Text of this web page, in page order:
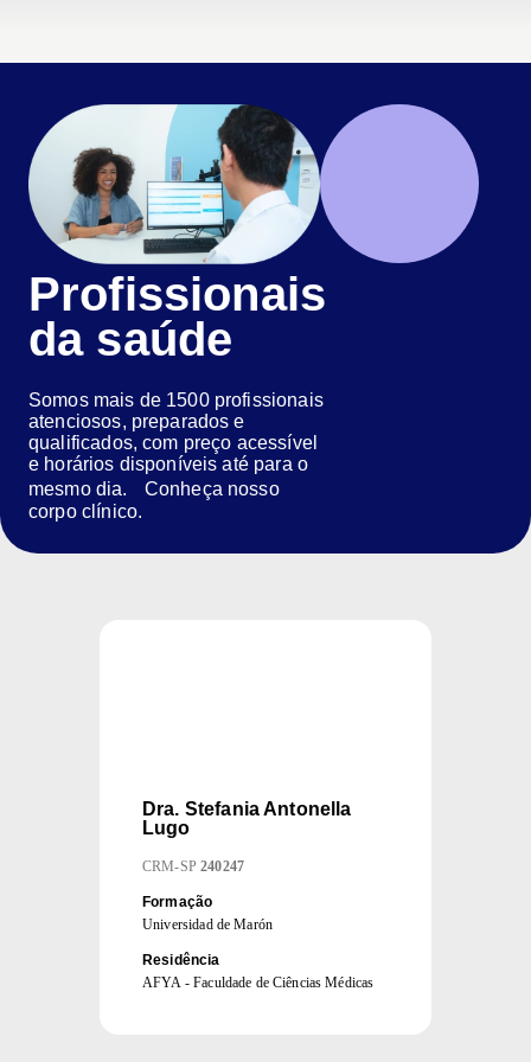
Profissionais
da saúde
Somos mais de 1500 profissionais
atenciosos, preparados e
qualificados, com preço acessível
e horários disponíveis até para o
mesmo dia. Conheça nosso
corpo clínico.
Dra. Stefania Antonella
Lugo
CRM-SP 240247
Formação
Universidad de Marón
Residência
AFYA - Faculdade de Ciências Médicas